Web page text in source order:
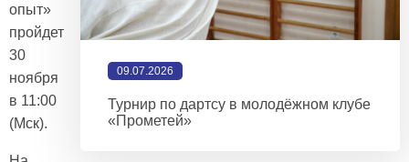
опыт»
пройдет
30
ноября
в 11:00
(Мск).
09.07.2026
Турнир по дартсу в молодёжном клубе
«Прометей»